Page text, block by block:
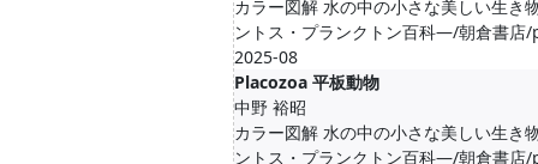
カラー図解 水の中の小さな美しい生き
ントス・プランクトン百科―/朝倉書店
2025-08
Placozoa 平板動物
中野 裕昭
カラー図解 水の中の小さな美しい生き
ントス・プランクトン百科―/朝倉書店